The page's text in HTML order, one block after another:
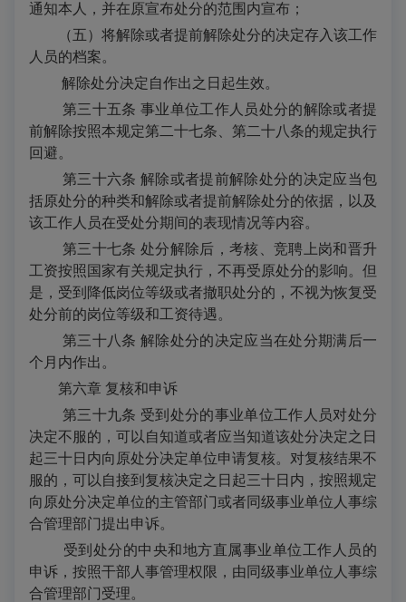
通知本人，并在原宣布处分的范围内宣布；
（五）将解除或者提前解除处分的决定存入该工作
人员的档案。
解除处分决定自作出之日起生效。
第三十五条 事业单位工作人员处分的解除或者提
前解除按照本规定第二十七条、第二十八条的规定执行
回避。
第三十六条 解除或者提前解除处分的决定应当包
括原处分的种类和解除或者提前解除处分的依据，以及
该工作人员在受处分期间的表现情况等内容。
第三十七条 处分解除后，考核、竞聘上岗和晋升
工资按照国家有关规定执行，不再受原处分的影响。但
是，受到降低岗位等级或者撤职处分的，不视为恢复受
处分前的岗位等级和工资待遇。
第三十八条 解除处分的决定应当在处分期满后一
个月内作出。
第六章 复核和申诉
第三十九条 受到处分的事业单位工作人员对处分
决定不服的，可以自知道或者应当知道该处分决定之日
起三十日内向原处分决定单位申请复核。对复核结果不
服的，可以自接到复核决定之日起三十日内，按照规定
向原处分决定单位的主管部门或者同级事业单位人事综
合管理部门提出申诉。
受到处分的中央和地方直属事业单位工作人员的
申诉，按照干部人事管理权限，由同级事业单位人事综
合管理部门受理。